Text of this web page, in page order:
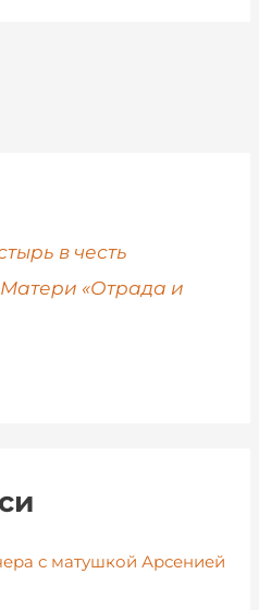
в честь
«Отрада и
с матушкой Арсенией